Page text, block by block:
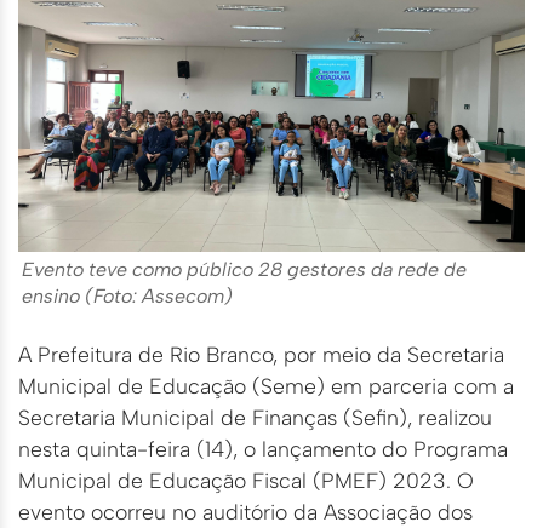
Evento teve como público 28 gestores da rede de
ensino (Foto: Assecom)
A Prefeitura de Rio Branco, por meio da Secretaria
Municipal de Educação (Seme) em parceria com a
Secretaria Municipal de Finanças (Sefin), realizou
nesta quinta-feira (14), o lançamento do Programa
Municipal de Educação Fiscal (PMEF) 2023. O
evento ocorreu no auditório da Associação dos